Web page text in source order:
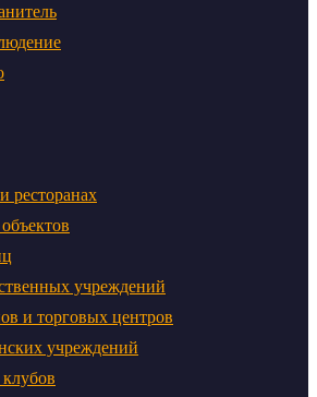
ресторанах
учреждений
и торговых центров
учреждений